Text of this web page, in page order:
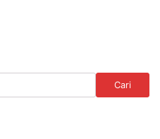
Cari